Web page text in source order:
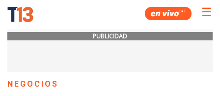
☰
PUBLICIDAD
NEGOCIOS